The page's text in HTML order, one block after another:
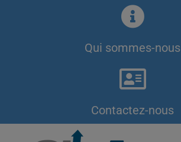
Qui sommes-nous
Contactez-nous